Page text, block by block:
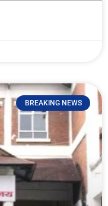
BREAKING NEWS